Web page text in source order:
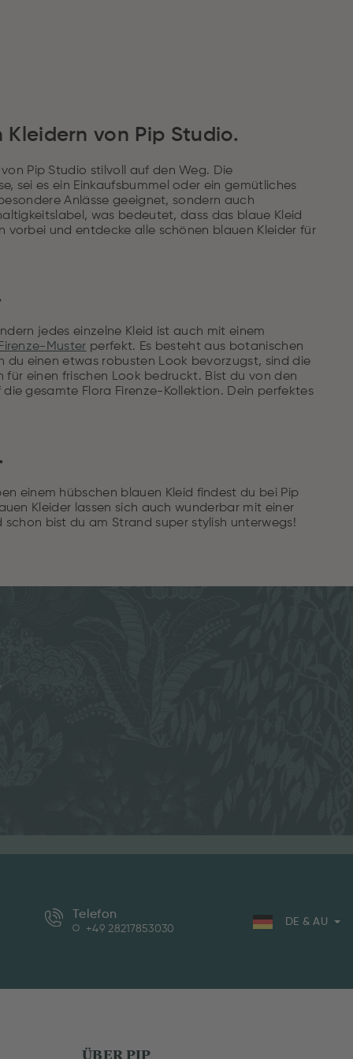
von Pip Studio.
Pip Studio stilvoll auf den Weg. Die
sei es ein Einkaufsbummel oder ein gemütliches
Anlässe geeignet, sondern auch
was bedeutet, dass das blaue Kleid
vorbei und entdecke alle schönen blauen Kleider für
jedes einzelne Kleid ist auch mit einem
Muster perfekt. Es besteht aus botanischen
du einen etwas robusten Look bevorzugst, sind die
einen frischen Look bedruckt. Bist du von den
gesamte Flora Firenze-Kollektion. Dein perfektes
einem hübschen blauen Kleid findest du bei Pip
Kleider lassen sich auch wunderbar mit einer
bist du am Strand super stylish unterwegs!
Telefon
+49 28217853030
DE & AU
ÜBER PIP